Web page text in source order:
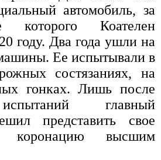
автомобиль, за
которого Коателен
году. Два года ушли на
Ее испытывали в
состязаниях, на
гонках. Лишь после
главный
представить свое
коронацию высшим